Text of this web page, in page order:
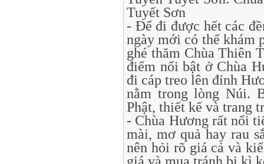
Tuyết Sơn
- Để đi được hết các
ngày mới có thể khám
ghé thăm Chùa Thiên
điểm nổi bật ở Chùa
đi cáp treo lên đỉnh
nằm trong lòng Núi.
Phật, thiết kế và trang
- Chùa Hương rất nổi
mài, mơ quả hay rau
nên hỏi rõ giá cả và